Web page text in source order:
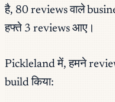
है, 80 reviews वाले
हफ्ते 3 reviews आए।
Pickleland में, हमने
build किया: